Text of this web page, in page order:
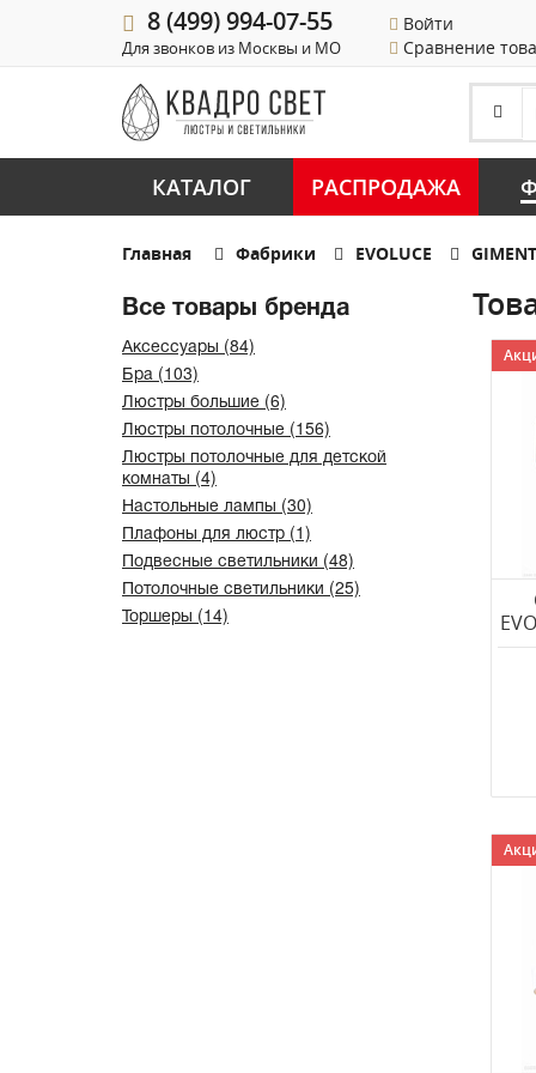
8 (499) 994-07-55
Для звонков из Москвы и МО
Войти
Сравнение
КАТАЛОГ РАСПРОДАЖА
Главная Фабрики EVOLUCE
Все товары бренда
Аксессуары (84)
Бра (103)
Люстры большие (6)
Люстры потолочные (156)
Люстры потолочные для детской
комнаты (4)
Настольные лампы (30)
Плафоны для люстр (1)
Подвесные светильники (48)
Потолочные светильники (25)
Торшеры (14)